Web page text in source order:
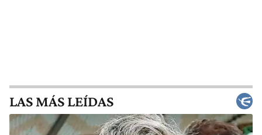
LAS MÁS LEÍDAS